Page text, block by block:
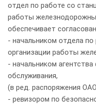
отдел по работе со
работы
обеспечивает
- начальником отдела
организации работы
- начальником
обслуживания,
(в ред. распоряжения
- ревизором по